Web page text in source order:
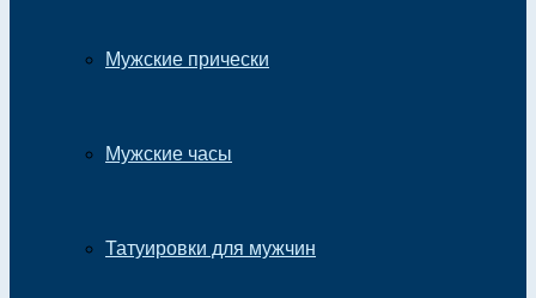
Мужские прически
Мужские часы
Татуировки для мужчин